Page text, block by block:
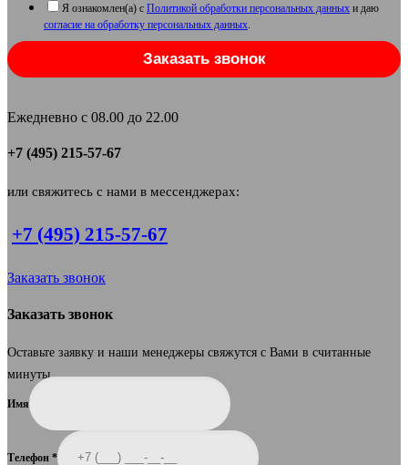
Я ознакомлен(а) с Политикой обработки персональных данных и даю
согласие на обработку персональных данных
Заказать звонок
Ежедневно с 08.00 до 22.00
+7 (495) 215-57-67
или свяжитесь с нами в мессенджерах:
+7 (495) 215-57-67
Заказать звонок
Заказать звонок
Оставьте заявку и наши менеджеры свяжутся с Вами в считанные
минуты.
Имя
Телефон *